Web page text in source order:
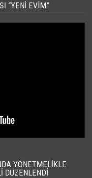
“YENI EVIM”
YÖNETMELIKLE
DÜZENLENDI